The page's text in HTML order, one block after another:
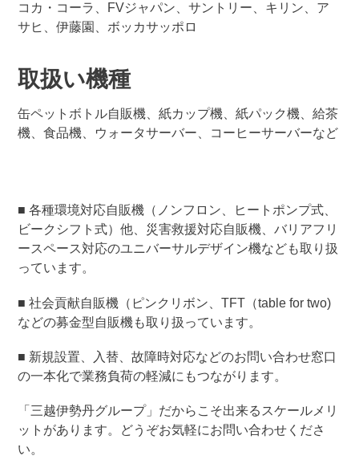
コカ・コーラ、FVジャパン、サントリー、キリン、ア
サヒ、伊藤園、ボッカサッポロ
取扱い機種
缶ペットボトル自販機、紙カップ機、紙パック機、給茶
機、食品機、ウォータサーバー、コーヒーサーバーなど
■ 各種環境対応自販機（ノンフロン、ヒートポンプ式、
ビークシフト式）他、災害救援対応自販機、バリアフリ
ースペース対応のユニバーサルデザイン機なども取り扱
っています。
■ 社会貢献自販機（ピンクリボン、TFT（table for two)
などの募金型自販機も取り扱っています。
■ 新規設置、入替、故障時対応などのお問い合わせ窓口
の一本化で業務負荷の軽減にもつながります。
「三越伊勢丹グループ」だからこそ出来るスケールメリ
ットがあります。どうぞお気軽にお問い合わせくださ
い。